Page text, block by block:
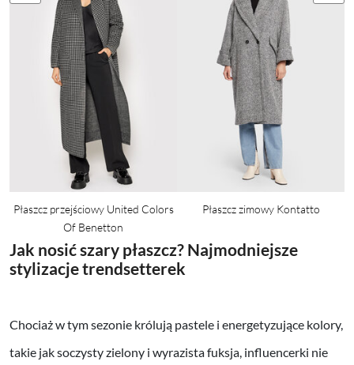
Płaszcz przejściowy United Colors
Of Benetton
Płaszcz zimowy Kontatto
Jak nosić szary płaszcz? Najmodniejsze
stylizacje trendsetterek
Chociaż w tym sezonie królują pastele i energetyzujące kolory,
takie jak soczysty zielony i wyrazista fuksja, influencerki nie